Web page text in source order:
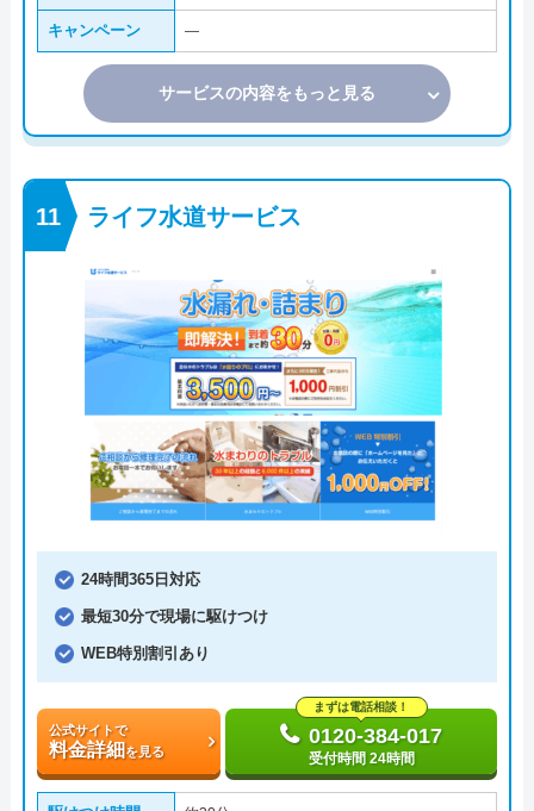
キャンペーン ―
サービスの内容をもっと見る
ライフ水道サービス
24時間365日対応
最短30分で現場に駆けつけ
WEB特別割引あり
公式サイトで
料金詳細を見る
まずは電話相談！
0120-384-017
受付時間 24時間